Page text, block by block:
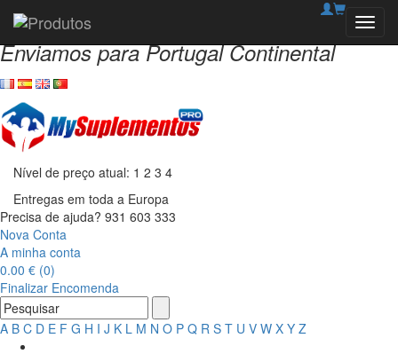
Bem-vindo à MySuplementosPro!
Enviamos para Portugal Continental
Nível de preço atual: 1 2 3 4
Entregas em toda a Europa
Precisa de ajuda? 931 603 333
Nova Conta
A minha conta
0.00 € (0)
Finalizar Encomenda
A B C D E F G H I J K L M N O P Q R S T U V W X Y Z